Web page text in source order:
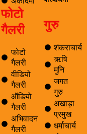
फोटो
गैलरी
फोटो
गैलरी
वीडियो
गैलरी
ऑडियो
गैलरी
अभिवादन
गैलरी
गुरु
शंकराचार्य
ऋषि
मुनि
जगत
गुरु
अखाड़ा
प्रमुख
धर्माचार्य